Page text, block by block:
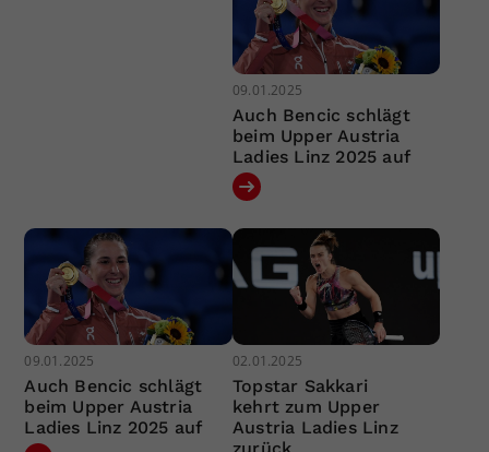
09.01.2025
Auch Bencic schlägt
beim Upper Austria
Ladies Linz 2025 auf
09.01.2025
Auch Bencic schlägt
beim Upper Austria
Ladies Linz 2025 auf
02.01.2025
Topstar Sakkari
kehrt zum Upper
Austria Ladies Linz